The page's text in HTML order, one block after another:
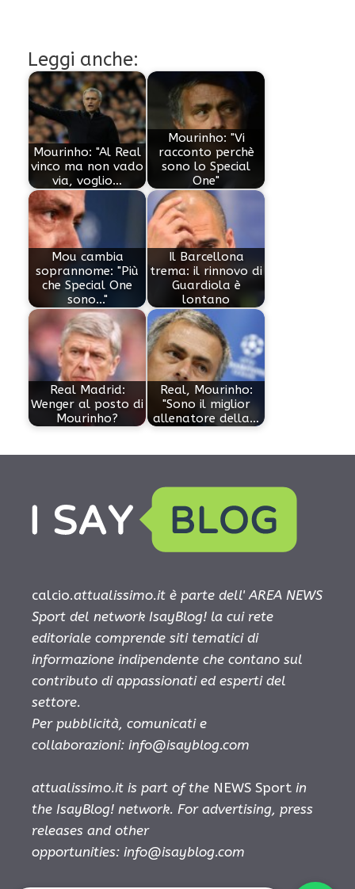
Leggi anche:
Mourinho: "Al Real
vinco ma non vado
via, voglio…
Mourinho: "Vi
racconto perchè
sono lo Special
One"
Mou cambia
soprannome: "Più
che Special One
sono..."
Il Barcellona
trema: il rinnovo di
Guardiola è
lontano
Real Madrid:
Wenger al posto di
Mourinho?
Real, Mourinho:
"Sono il miglior
allenatore della…
calcio.attualissimo.it è parte dell' AREA NEWS
Sport del network IsayBlog! la cui rete
editoriale comprende siti tematici di
informazione indipendente che contano sul
contributo di appassionati ed esperti del
settore.
Per pubblicità, comunicati e
collaborazioni: info@isayblog.com
attualissimo.it is part of the NEWS Sport in
the IsayBlog! network. For advertising, press
releases and other
opportunities: info@isayblog.com